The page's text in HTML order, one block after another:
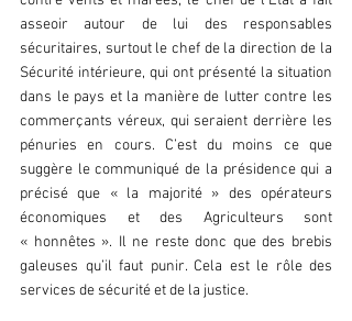
asseoir autour de lui des responsables
sécuritaires, surtout le chef de la direction de la
Sécurité intérieure, qui ont présenté la situation
dans le pays et la manière de lutter contre les
commerçants véreux, qui seraient derrière les
pénuries en cours. C’est du moins ce que
suggère le communiqué de la présidence qui a
précisé que « la majorité » des opérateurs
économiques et des Agriculteurs sont
« honnêtes ». Il ne reste donc que des brebis
galeuses qu’il faut punir. Cela est le rôle des
services de sécurité et de la justice.